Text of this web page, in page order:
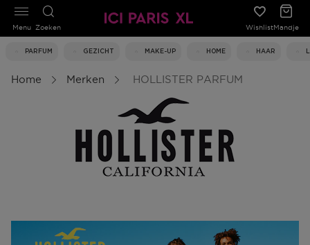
Zoeken WishlistMandje
PARFUM GEZICHT MAKE-UP HOME HAAR
Menu
Home Merken HOLLISTER PARFUM